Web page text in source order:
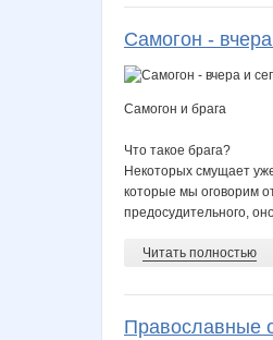
Самогон -
Самогон и брага
Что такое брага?
Некоторых смущает
которые мы оговорим
предосудительного,
Читать полностью
Православные